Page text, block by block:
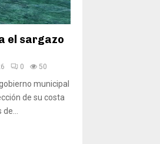
el sargazo
0 50
municipal
de su costa